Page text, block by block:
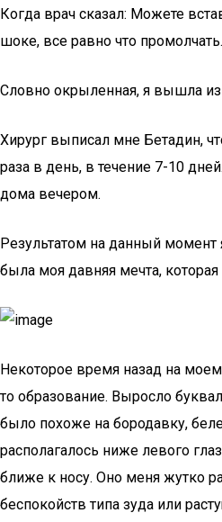
Когда врач сказал: Можете
шоке, все равно что промолчать.
Словно окрыленная, я вышла
Хирург выписал мне Бетадин,
раза в день, в течение 7-10
дома вечером.
Результатом на данный момент
была моя давняя мечта,
Некоторое время назад на
то образование. Выросло
было похоже на бородавку,
располагалось ниже левого
ближе к носу. Оно меня жутко
беспокойств типа зуда или